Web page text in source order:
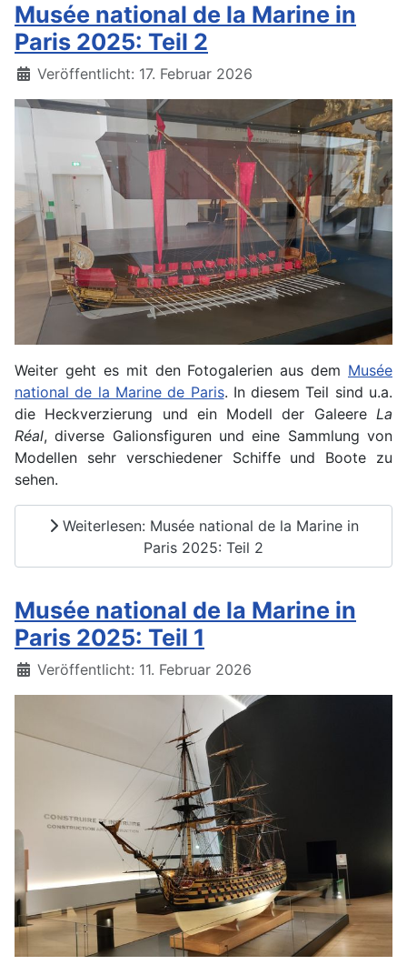
Musée national de la Marine in
Paris 2025: Teil 2
Details
Veröffentlicht: 17. Februar 2026
Weiter geht es mit den Fotogalerien aus dem Musée
national de la Marine de Paris. In diesem Teil sind u.a.
die Heckverzierung und ein Modell der Galeere La
Réal, diverse Galionsfiguren und eine Sammlung von
Modellen sehr verschiedener Schiffe und Boote zu
sehen.
Weiterlesen: Musée national de la Marine in
Paris 2025: Teil 2
Musée national de la Marine in
Paris 2025: Teil 1
Details
Veröffentlicht: 11. Februar 2026